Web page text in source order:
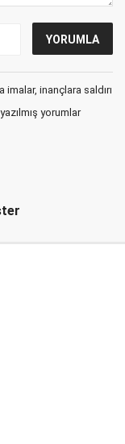
inançlara saldırı
yorumlar